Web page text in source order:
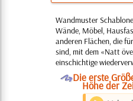
Wandmuster
Wände, Möbel,
anderen Flächen, die
sind, mit dem «Natt
einschichtige
ODie erste
Höhe der